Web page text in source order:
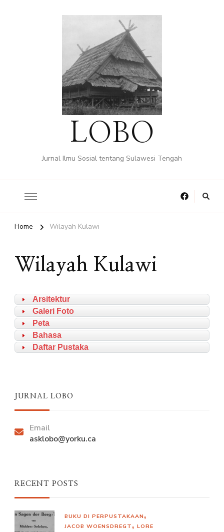
LOBO
Jurnal Ilmu Sosial tentang Sulawesi Tengah
Home Wilayah Kulawi
Wilayah Kulawi
Arsitektur
Galeri Foto
Peta
Bahasa
Daftar Pustaka
JURNAL LOBO
Email
asklobo@yorku.ca
RECENT POSTS
BUKU DI PERPUSTAKAAN
JACOB WOENSDREGT
LORE